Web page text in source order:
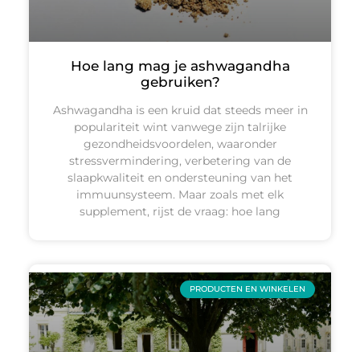
Hoe lang mag je ashwagandha
gebruiken?
Ashwagandha is een kruid dat steeds meer in
populariteit wint vanwege zijn talrijke
gezondheidsvoordelen, waaronder
stressvermindering, verbetering van de
slaapkwaliteit en ondersteuning van het
immuunsysteem. Maar zoals met elk
supplement, rijst de vraag: hoe lang
PRODUCTEN EN WINKELEN